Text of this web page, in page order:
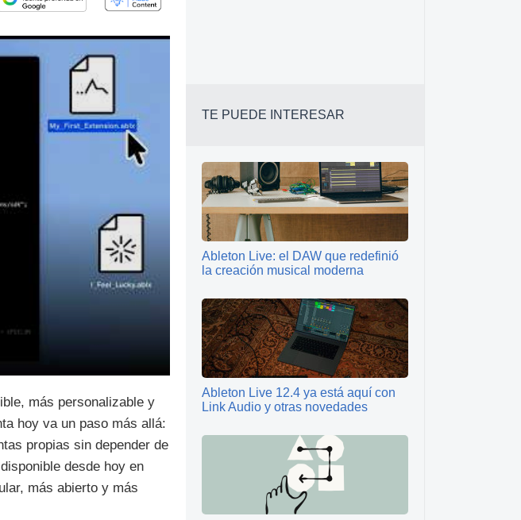
más personalizable y
hoy va un paso más allá:
propias sin depender de
desde hoy en
más abierto y más
TE PUEDE INTERESAR
Ableton Live: el DAW que redefinió
la creación musical moderna
Ableton Live 12.4 ya está aquí con
Link Audio y otras novedades